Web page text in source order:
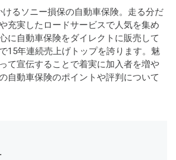
けるソニー損保の自動車保険。走る分だ
充実したロードサービスで人気を集め
に自動車保険をダイレクトに販売して
15年連続売上げトップを誇ります。魅
て宣伝することで着実に加入者を増や
自動車保険のポイントや評判について